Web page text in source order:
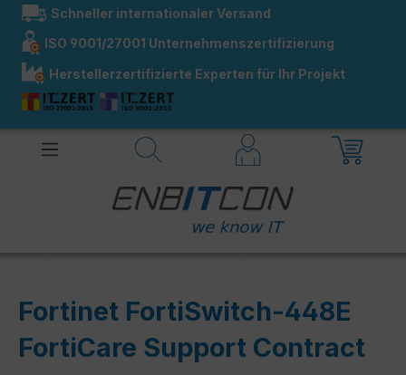
springen
Schneller internationaler Versand
ISO 9001/27001 Unternehmenszertifizierung
Herstellerzertifizierte Experten für Ihr Projekt
Fortinet FortiSwitch-448E
FortiCare Support Contract